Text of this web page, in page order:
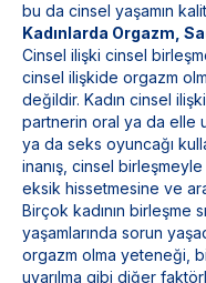
bu da cinsel yaşamın
Kadınlarda Orgazm,
Cinsel ilişki cinsel
cinsel ilişkide orgazm
değildir. Kadın cinsel ilişki
partnerin oral ya da elle
ya da seks oyuncağı
inanış, cinsel
eksik hissetmesine ve
Birçok kadının birleşme
yaşamlarında sorun
orgazm olma yeteneği,
uyarılma gibi diğer